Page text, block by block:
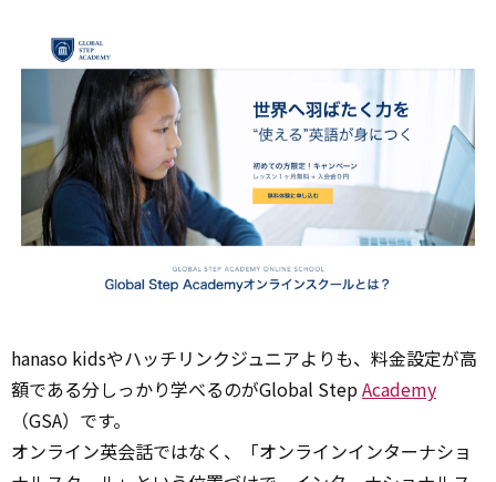
hanaso kidsやハッチリンクジュニアよりも、料金設定が高
額である分しっかり学べるのがGlobal StepAcademy
（GSA）です。
オンライン英会話ではなく、「オンラインインターナショ